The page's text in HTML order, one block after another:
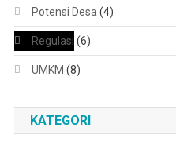
Potensi Desa (4)
Regulasi (6)
UMKM (8)
KATEGORI